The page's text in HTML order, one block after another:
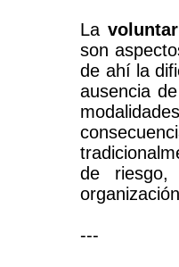
La volunta
son
de ahí la
ausencia
de
---